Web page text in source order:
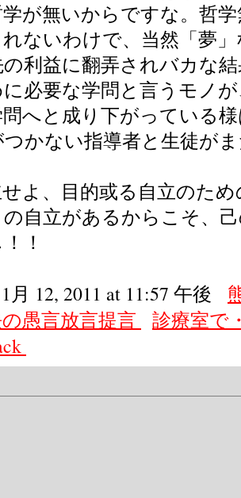
が無いからですな。哲
れないわけで、当然「夢
利益に翻弄されバカな
に必要な学問と言うモノ
へと成り下がっている
かない指導者と生徒が
よ、目的或る自立のた
自立があるからこそ、
！
月 12, 2011 at 11:57 午後
愚言放言提言
診療室で